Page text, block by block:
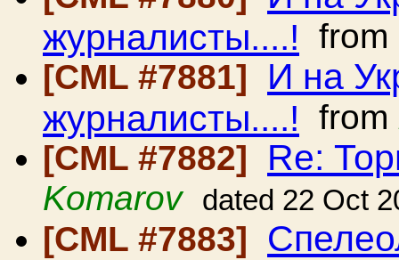
журналисты....! from
[CML #7881]
И на
журналисты....! from
[CML #7882]
Re:
Komarov dated 22 Oct
[CML #7883]